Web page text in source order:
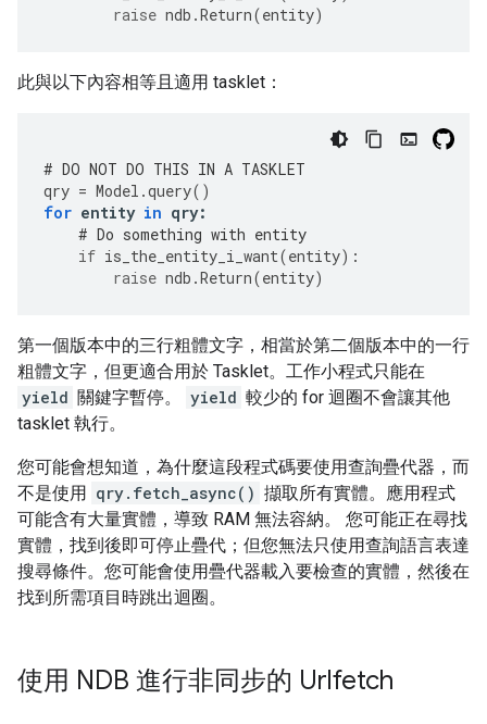
raise ndb .Return(entity)
此與以下內容相等且適用 tasklet：
# DO NOT DO THIS IN A TASKLET
qry = Model .query()
for entity in qry:
# Do something with entity
if is_the_entity_i_want(entity):
raise ndb .Return(entity)
第一個版本中的三行粗體文字，相當於第二個版本中的一行
粗體文字，但更適合用於 Tasklet。工作小程式只能在
yield 關鍵字暫停。 yield 較少的 for 迴圈不會讓其他
tasklet 執行。
您可能會想知道，為什麼這段程式碼要使用查詢疊代器，而
不是使用 qry.fetch_async() 擷取所有實體。應用程式
可能含有大量實體，導致 RAM 無法容納。 您可能正在尋找
實體，找到後即可停止疊代；但您無法只使用查詢語言表達
搜尋條件。您可能會使用疊代器載入要檢查的實體，然後在
找到所需項目時跳出迴圈。
使用 NDB 進行非同步的 Urlfetch